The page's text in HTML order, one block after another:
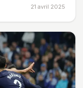
21 avril 2025